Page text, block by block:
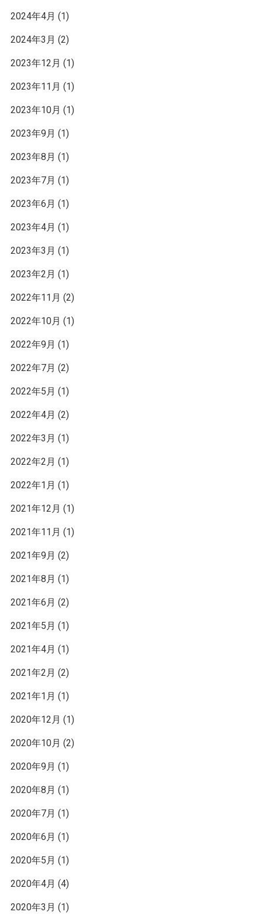
2024年4月 (1)
2024年3月 (2)
2023年12月 (1)
2023年11月 (1)
2023年10月 (1)
2023年9月 (1)
2023年8月 (1)
2023年7月 (1)
2023年6月 (1)
2023年4月 (1)
2023年3月 (1)
2023年2月 (1)
2022年11月 (2)
2022年10月 (1)
2022年9月 (1)
2022年7月 (2)
2022年5月 (1)
2022年4月 (2)
2022年3月 (1)
2022年2月 (1)
2022年1月 (1)
2021年12月 (1)
2021年11月 (1)
2021年9月 (2)
2021年8月 (1)
2021年6月 (2)
2021年5月 (1)
2021年4月 (1)
2021年2月 (2)
2021年1月 (1)
2020年12月 (1)
2020年10月 (2)
2020年9月 (1)
2020年8月 (1)
2020年7月 (1)
2020年6月 (1)
2020年5月 (1)
2020年4月 (4)
2020年3月 (1)